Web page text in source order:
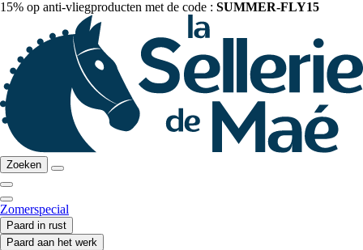
15% op anti-vliegproducten met de code : SUMMER-FLY15
Zoeken
Zomerspecial
Paard in rust
Paard aan het werk